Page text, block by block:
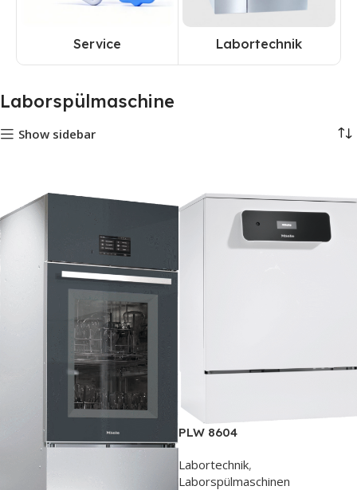
Service Labortechnik
Laborspülmaschine
Show sidebar
PLW 8604
& Hygiene Perfektion
Labortechnik,
Laborspülmaschinen